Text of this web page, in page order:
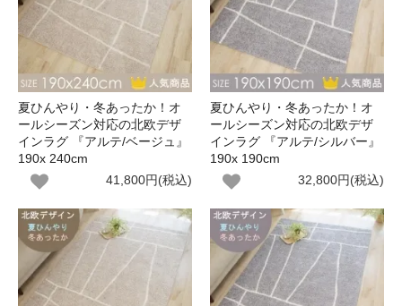
夏ひんやり・冬あったか！オ
ールシーズン対応の北欧デザ
インラグ 『アルテ/ベージュ』
190x 240cm
41,800円(税込)
夏ひんやり・冬あったか！オ
ールシーズン対応の北欧デザ
インラグ 『アルテ/シルバー』
190x 190cm
32,800円(税込)